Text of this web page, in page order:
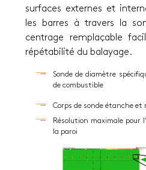
surfaces externes et
les barres à travers la
centrage remplaçable
répétabilité du balayage.
Sonde de diamètre
de combustible
Corps de sonde étanche
Résolution maximale pour
la paroi